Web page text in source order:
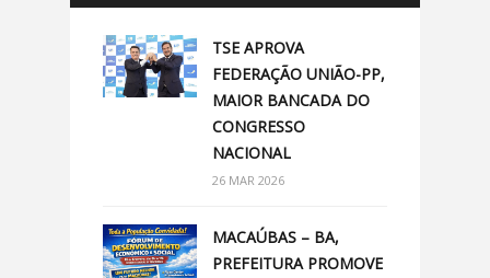
TSE APROVA
FEDERAÇÃO UNIÃO-PP,
MAIOR BANCADA DO
CONGRESSO
NACIONAL
26 MAR 2026
MACAÚBAS – BA,
PREFEITURA PROMOVE